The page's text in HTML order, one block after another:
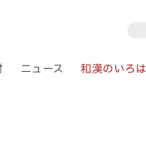
ニュース 和漢のいろは